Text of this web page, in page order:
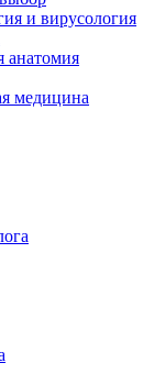
и вирусология
анатомия
медицина